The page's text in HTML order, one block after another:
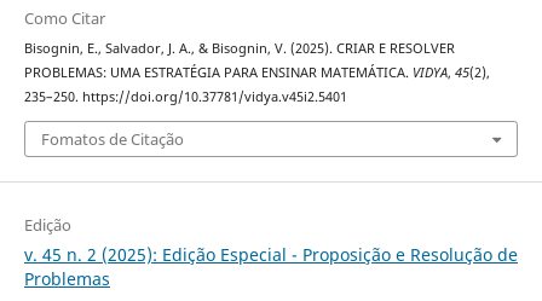
Como Citar
Bisognin, E., Salvador, J. A., & Bisognin, V. (2025). CRIAR E RESOLVER
PROBLEMAS: UMA ESTRATÉGIA PARA ENSINAR MATEMÁTICA. VIDYA, 45(2),
235–250. https://doi.org/10.37781/vidya.v45i2.5401
Fomatos de Citação
Edição
v. 45 n. 2 (2025): Edição Especial - Proposição e Resolução de
Problemas